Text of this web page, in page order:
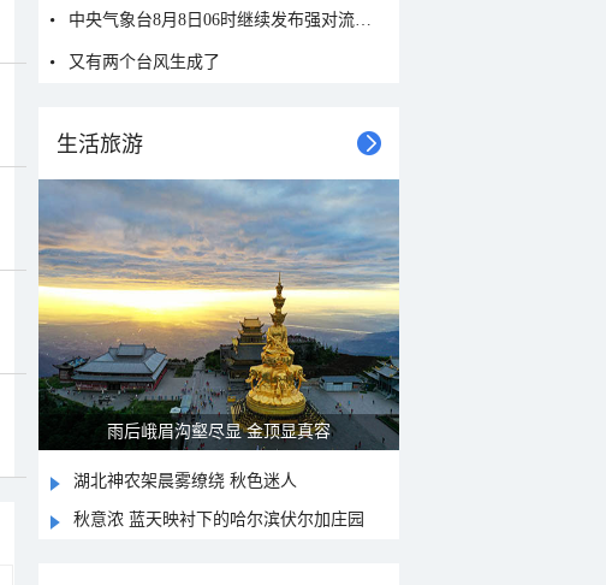
又有两个台风生成了
生活旅游
山水扇面：秋红点缀颐和园西堤
湖北神农架晨雾缭绕 秋色迷人
秋意浓 蓝天映衬下的哈尔滨伏尔加庄园